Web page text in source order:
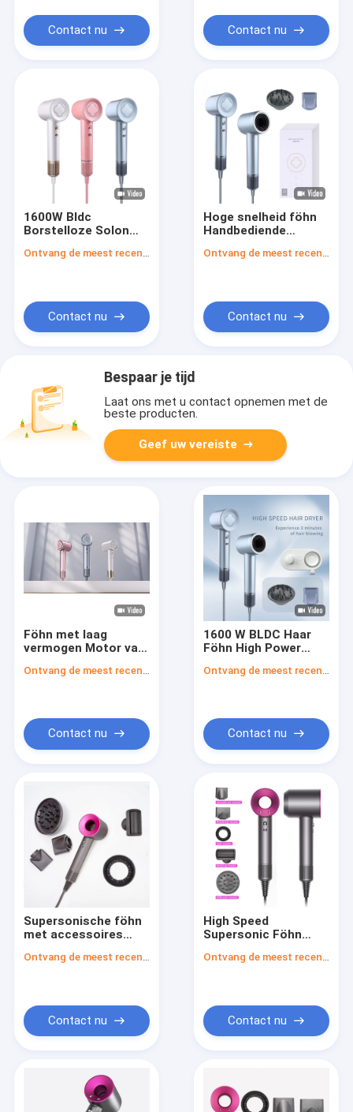
Producten
MeisjesContact nu Contact nu
1600W Bldc
Borstelloze Solon
Negatieve Ionen
Ontvang de meest recente Prijs
Contact nu
Hoge snelheid föhn
Handbediende
keramische 1600w
Ontvang de meest recente Prijs
Contact nu
Bespaar je tijd
Laat ons met u contact opnemen met de
beste producten.
Geef uw vereiste
Föhn met laag
vermogen Motor van
verzorging en stylingOntvang de meest recente Prijs
Contact nu
1600 W BLDC Haar
Föhn High Power
Wind Volumizer
Ontvang de meest recente Prijs
Contact nu
Supersonische föhn
met accessoires
wind Super Sonic
Ontvang de meest recente Prijs
Contact nu
High Speed ​​
Supersonic Föhn
Huishouden
Ontvang de meest recente Prijs
Contact nu